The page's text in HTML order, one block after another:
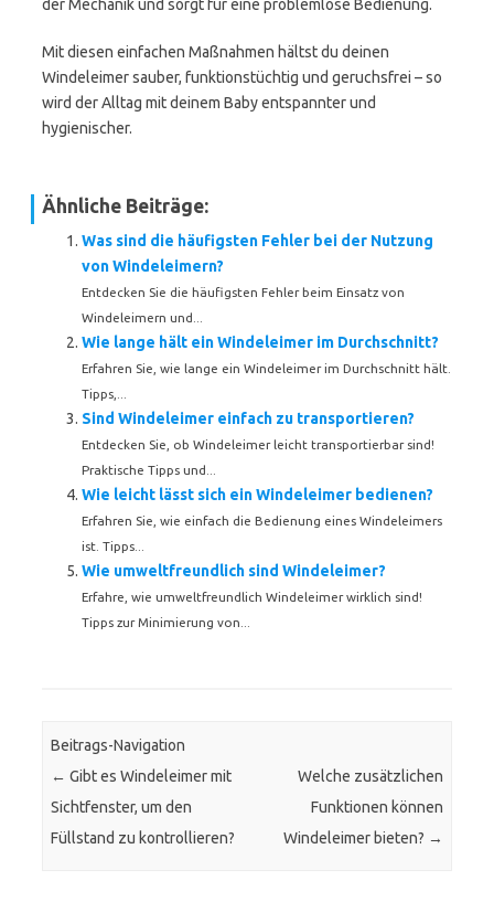
der Mechanik und sorgt für eine problemlose Bedienung.
Mit diesen einfachen Maßnahmen hältst du deinen
Windeleimer sauber, funktionstüchtig und geruchsfrei – so
wird der Alltag mit deinem Baby entspannter und
hygienischer.
Ähnliche Beiträge:
Was sind die häufigsten Fehler bei der Nutzung
von Windeleimern?
Entdecken Sie die häufigsten Fehler beim Einsatz von
Windeleimern und...
Wie lange hält ein Windeleimer im Durchschnitt?
Erfahren Sie, wie lange ein Windeleimer im Durchschnitt hält.
Tipps,...
Sind Windeleimer einfach zu transportieren?
Entdecken Sie, ob Windeleimer leicht transportierbar sind!
Praktische Tipps und...
Wie leicht lässt sich ein Windeleimer bedienen?
Erfahren Sie, wie einfach die Bedienung eines Windeleimers
ist. Tipps...
Wie umweltfreundlich sind Windeleimer?
Erfahre, wie umweltfreundlich Windeleimer wirklich sind!
Tipps zur Minimierung von...
Beitrags-Navigation
← Gibt es Windeleimer mit
Sichtfenster, um den
Füllstand zu kontrollieren?
Welche zusätzlichen
Funktionen können
Windeleimer bieten? →